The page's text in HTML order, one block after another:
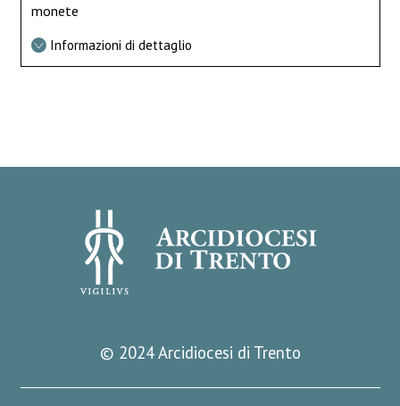
monete
Informazioni di dettaglio
© 2024 Arcidiocesi di Trento